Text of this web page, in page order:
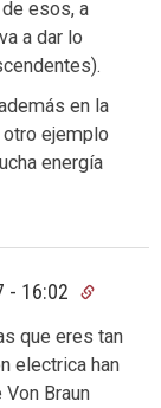
esos, a
a dar lo
en la
ejemplo
energía
- 16:02
que eres tan
electrica han
Braun